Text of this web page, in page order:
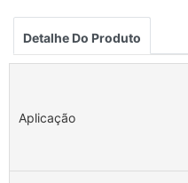
Detalhe Do Produto
Aplicação